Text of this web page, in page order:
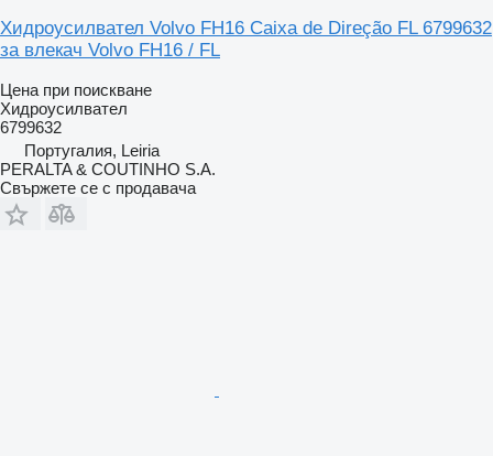
Хидроусилвател Volvo FH16 Caixa de Direção FL 6799632
за влекач Volvo FH16 / FL
Цена при поискване
Хидроусилвател
6799632
Португалия, Leiria
PERALTA & COUTINHO S.A.
Свържете се с продавача